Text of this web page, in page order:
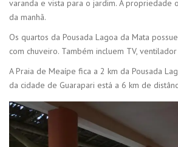
varanda e vista para o jardim. A propriedade
da manhã.
Os quartos da Pousada Lagoa da Mata
com chuveiro. Também incluem TV,
A Praia de Meaípe fica a 2 km da Pousada
da cidade de Guarapari está a 6 km de